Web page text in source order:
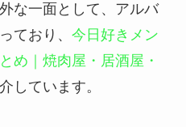
な一面として、アルバ
ており、 今日好きメン
め｜焼肉屋・居酒屋・
しています。